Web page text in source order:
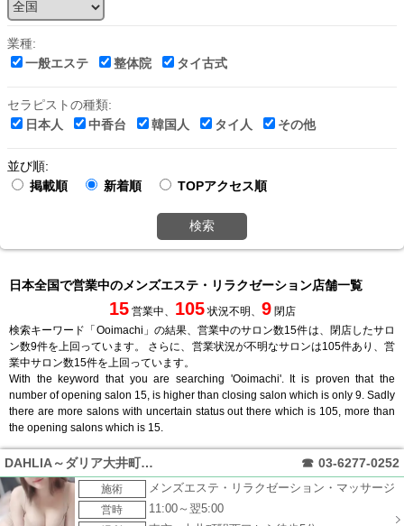
業種:
一般エステ
整体院 タイ古式
セラピストの種類:
日本人
中香台 韓国人 タイ人 その他
並び順:
掲載順
新着順 TOPアクセス順
検索
日本全国で営業中のメンズエステ・リラクゼーション店舗一覧
15営業中、 105状況不明、 9閉店
検索キーワード「Ooimachi」の結果、営業中のサロン数15件は、閉店したサロ
ン数9件を上回っています。 さらに、営業状況が不明なサロンは105件あり、営
業中サロン数15件を上回っています。
With the keyword that you are searching 'Ooimachi'. It is proven that the
number of opening salon 15, is higher than closing salon which is only 9. Sadly
there are more salons with uncertain status out there which is 105, more than
the opening salons which is 15.
DAHLIA～ダリア大井町店～ ☎ 03-6277-0252
施術
メンズエステ・リラクゼーション・マッサージ
営時
11:00～翌5:00